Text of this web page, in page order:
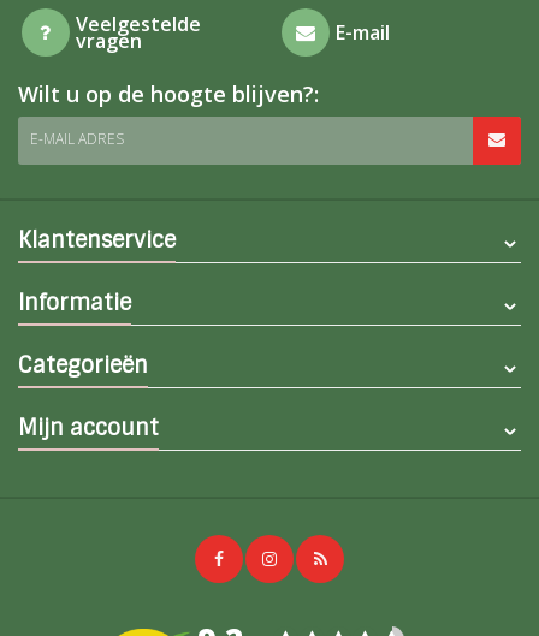
Veelgestelde
vragen E-mail
Wilt u op de hoogte blijven?:
E-MAIL ADRES
Klantenservice
Informatie
Categorieën
Mijn account